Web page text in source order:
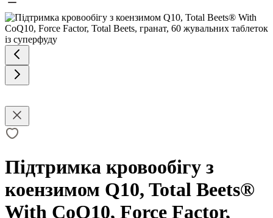
Підтримка кровообігу з
коензимом Q10, Total Beets®
With CoQ10, Force Factor,